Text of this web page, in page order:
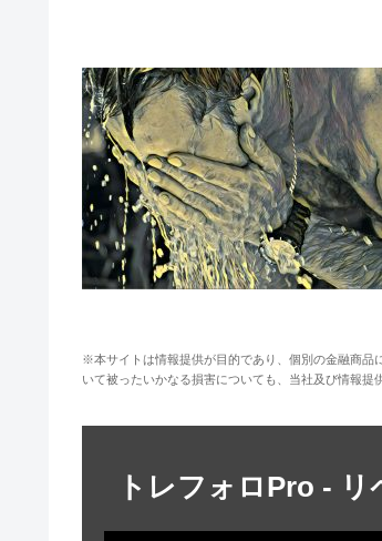
※本サイトは情報提供が目的であり、個別の金融商品
いて被ったいかなる損害についても、当社及び情報提
トレフォロPro -